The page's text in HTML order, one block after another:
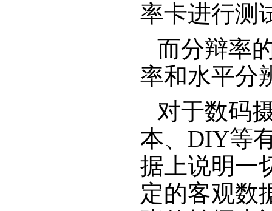
率卡进行测
而分辩率
率和水平分
对于数码
本、DIY等
据上说明一
定的客观数